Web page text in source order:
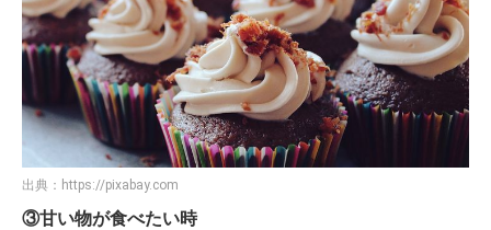
出典： https://pixabay.com
③甘い物が食べたい時